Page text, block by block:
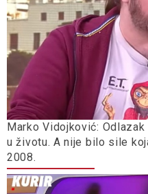
Marko Vidojković:
u životu. A nije bilo sile
2008.